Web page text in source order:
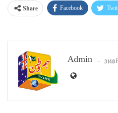
Share Facebook
Admin 3140